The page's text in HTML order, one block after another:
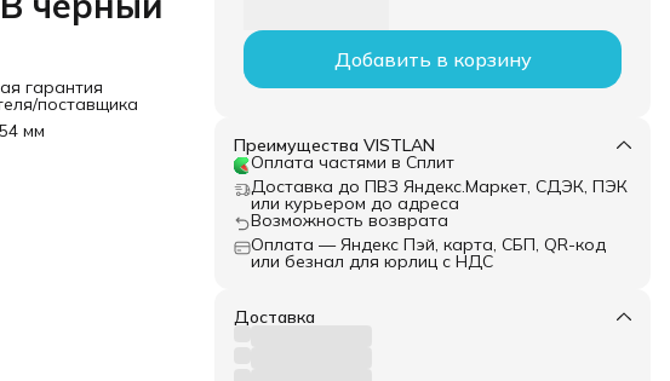
гарантия
поставщика
мм
Добавить в корзину
Преимущества VISTLAN
Оплата частями в Сплит
Доставка до ПВЗ Яндекс.Маркет, СДЭК, ПЭК
или курьером до адреса
Возможность возврата
Оплата — Яндекс Пэй, карта, СБП, QR-код
или безнал для юрлиц с НДС
Доставка